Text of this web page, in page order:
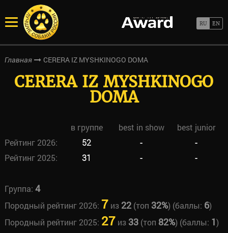
Главная CERERA IZ MYSHKINOGO DOMA
CERERA IZ MYSHKINOGO
DOMA
в группе best in show
best junior
Рейтинг 2026:
52 -
-
Рейтинг 2025:
31 - -
Группа: 4
Породный рейтинг 2026: 7 из 22(топ 32%) (баллы: 6)
Породный рейтинг 2025: 27 из 33(топ 82%) (баллы: 1)